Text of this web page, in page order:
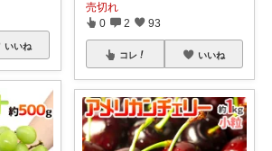
いいね
売切れ
0 2 93
コレ いいね